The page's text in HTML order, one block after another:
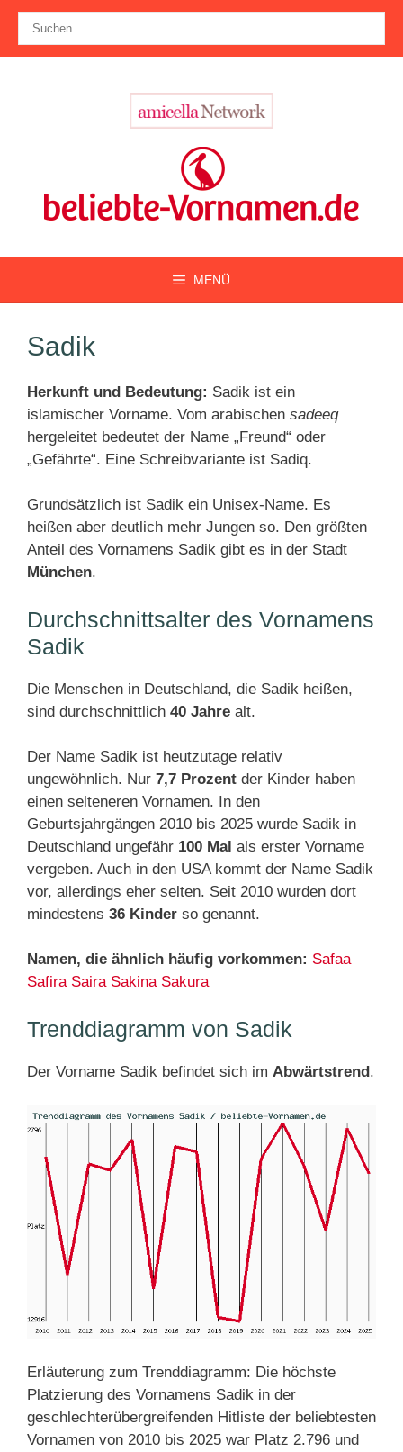
Zum
Inhalt
springen
nach:
MENÜ
Sadik
Herkunft und Bedeutung: Sadik ist ein
islamischer Vorname. Vom arabischen sadeeq
hergeleitet bedeutet der Name „Freund“ oder
„Gefährte“. Eine Schreibvariante ist Sadiq.
Grundsätzlich ist Sadik ein Unisex-Name. Es
heißen aber deutlich mehr Jungen so. Den größten
Anteil des Vornamens Sadik gibt es in der Stadt
München.
Durchschnittsalter des Vornamens
Sadik
Die Menschen in Deutschland, die Sadik heißen,
sind durchschnittlich 40 Jahre alt.
Der Name Sadik ist heutzutage relativ
ungewöhnlich. Nur 7,7 Prozent der Kinder haben
einen selteneren Vornamen. In den
Geburtsjahrgängen 2010 bis 2025 wurde Sadik in
Deutschland ungefähr 100 Mal als erster Vorname
vergeben. Auch in den USA kommt der Name Sadik
vor, allerdings eher selten. Seit 2010 wurden dort
mindestens 36 Kinder so genannt.
Namen, die ähnlich häufig vorkommen: Safaa
Safira Saira Sakina Sakura
Trenddiagramm von Sadik
Der Vorname Sadik befindet sich im Abwärtstrend.
Erläuterung zum Trenddiagramm: Die höchste
Platzierung des Vornamens Sadik in der
geschlechterübergreifenden Hitliste der beliebtesten
Vornamen von 2010 bis 2025 war Platz 2.796 und